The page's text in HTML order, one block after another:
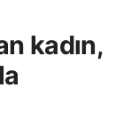
kadın,